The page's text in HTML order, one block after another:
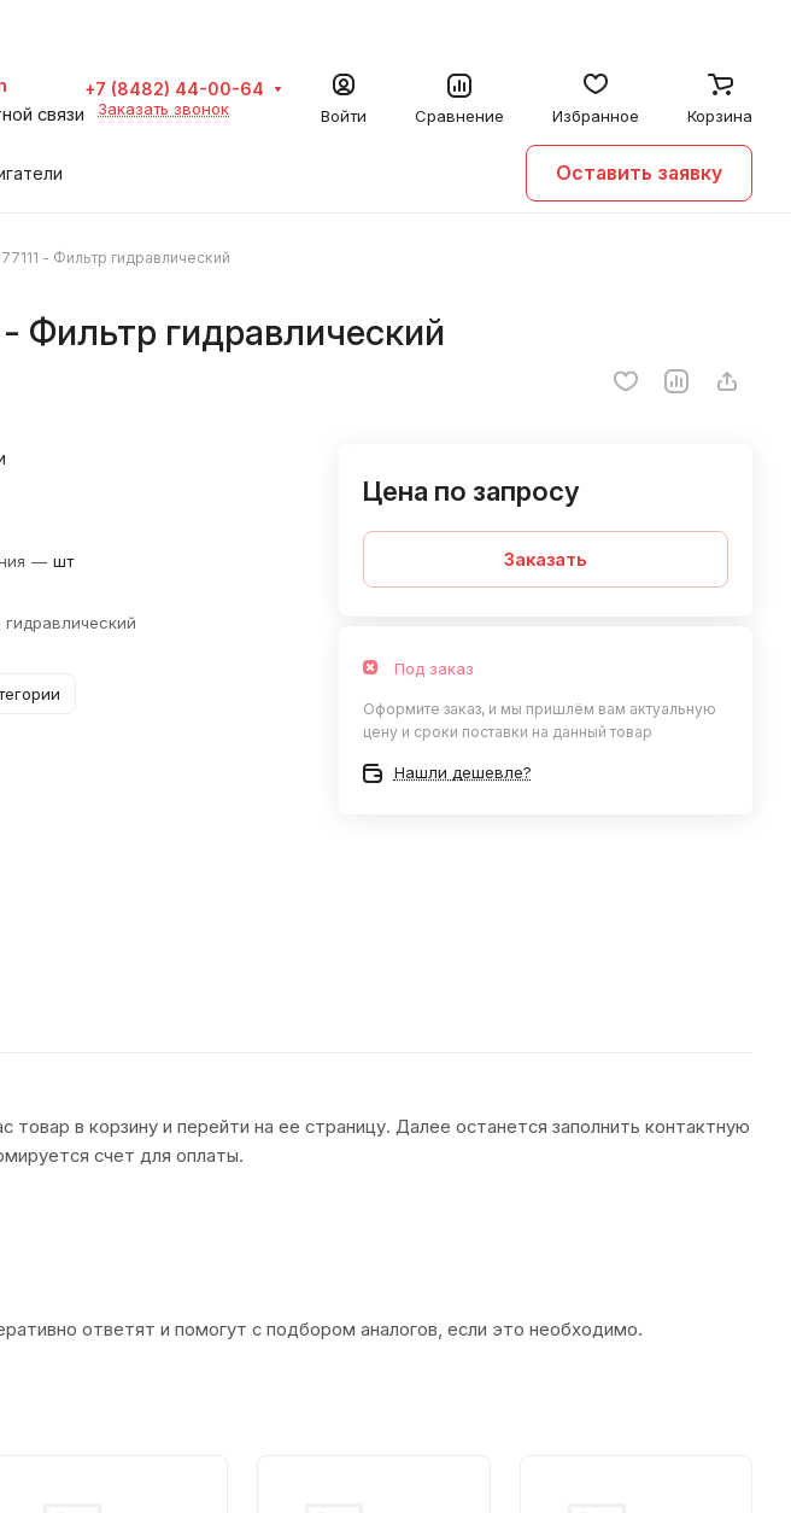
связи
+7 (8482) 44-00-64
Заказать звонок Войти Сравнение Избранное Корзина
Оставить заявку
- Фильтр гидравлический
- Фильтр гидравлический
— шт
гидравлический
Цена по запросу
Заказать
Под заказ
Оформите заказ, и мы пришлём вам актуальную
цену и сроки поставки на данный товар
Нашли дешевле?
в корзину и перейти на ее страницу. Далее останется заполнить контактную
счет для оплаты.
ответят и помогут с подбором аналогов, если это необходимо.